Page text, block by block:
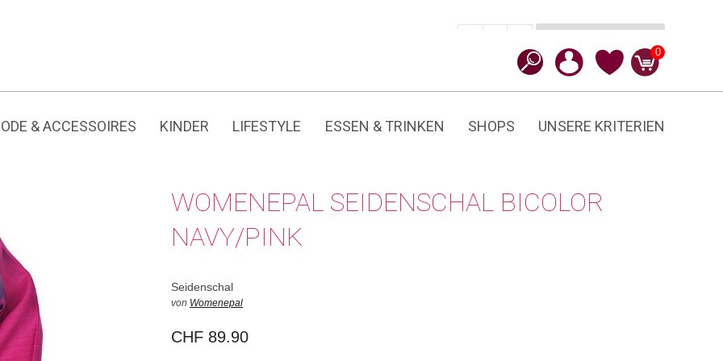
0
& ACCESSOIRES KINDER LIFESTYLE ESSEN & TRINKEN SHOPS UNSERE KRITERIEN
WOMENEPAL SEIDENSCHAL BICOLOR
NAVY/PINK
Seidenschal
von Womenepal
CHF 89.90